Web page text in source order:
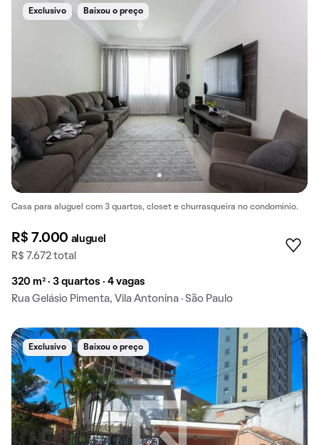
Exclusivo Baixou o preço
Casa para aluguel com 3 quartos, closet e churrasqueira no condomínio.
R$ 7.000 aluguel
R$ 7.672 total
320 m² · 3 quartos · 4 vagas
Rua Gelásio Pimenta, Vila Antonina · São Paulo
Exclusivo Baixou o preço